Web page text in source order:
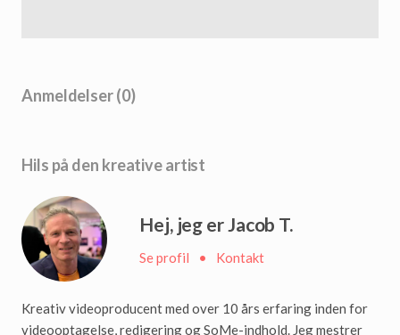
Anmeldelser (0)
Hils på den kreative artist
Hej, jeg er Jacob T.
Se profil • Kontakt
Kreativ videoproducent med over 10 års erfaring inden for
videooptagelse, redigering og SoMe-indhold. Jeg mestrer